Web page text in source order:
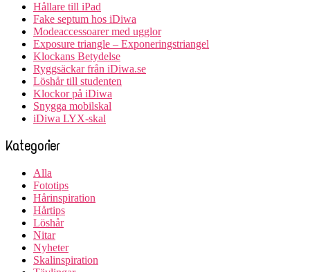
Hållare till iPad
Fake septum hos iDiwa
Modeaccessoarer med ugglor
Exposure triangle – Exponeringstriangel
Klockans Betydelse
Ryggsäckar från iDiwa.se
Löshår till studenten
Klockor på iDiwa
Snygga mobilskal
iDiwa LYX-skal
Kategorier
Alla
Fototips
Hårinspiration
Hårtips
Löshår
Nitar
Nyheter
Skalinspiration